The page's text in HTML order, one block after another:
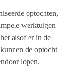
optochten,
werktuigen
alsof er in de
de optocht
lopen.